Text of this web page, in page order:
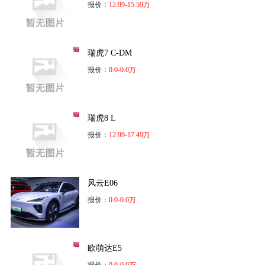
报价： 12.99-15.59万
瑞虎7 C-DM
报价： 0.0-0.0万
瑞虎8 L
报价： 12.99-17.49万
风云E06
报价： 0.0-0.0万
欧萌达E5